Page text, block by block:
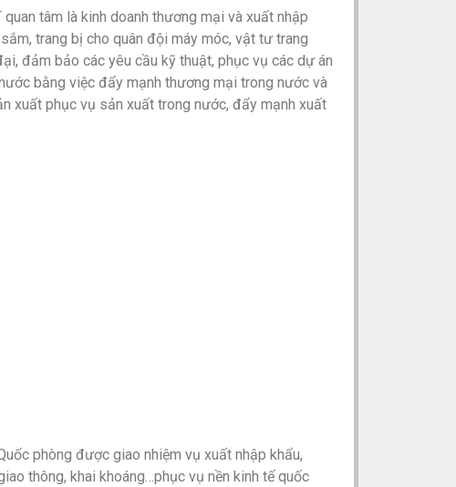
tâm là kinh doanh thương mại và xuất nhập
trang bị cho quân đội máy móc, vật tư trang
đảm bảo các yêu cầu kỹ thuật, phục vụ các dự án
bằng việc đẩy mạnh thương mại trong nước và
xuất phục vụ sản xuất trong nước, đẩy mạnh xuất
phòng được giao nhiệm vụ xuất nhập khẩu,
thông, khai khoáng…phục vụ nền kinh tế quốc